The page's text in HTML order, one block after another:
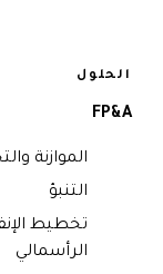
الحلول
FP&A
الموازنة
التنبؤ
تخطيط
الرأسمالي